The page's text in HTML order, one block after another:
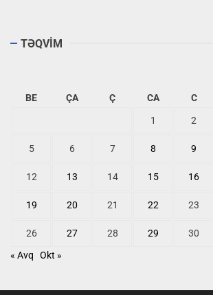
TƏQVİM
BE ÇA Ç CA C
1 2
5 6 7 8 9
12 13 14 15 16
19 20 21 22 23
26 27 28 29
30
« Avq
Okt »